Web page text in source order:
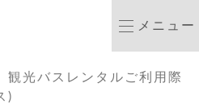
安全ポータルサイ
メニュー
観光バスレンタルご利用際
)